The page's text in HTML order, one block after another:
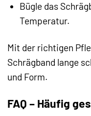
Bügle das
Temperatur.
Mit der richtigen
Schrägband lange
und Form.
FAQ – Häufig